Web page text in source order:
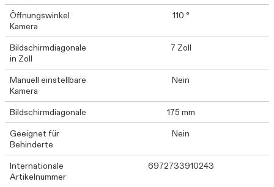
Öffnungswinkel
Kamera
110 °
Bildschirmdiagonale
in Zoll
7 Zoll
Manuell einstellbare
Kamera
Nein
Bildschirmdiagonale
175 mm
Geeignet für
Behinderte
Nein
Internationale
Artikelnummer
6972733910243